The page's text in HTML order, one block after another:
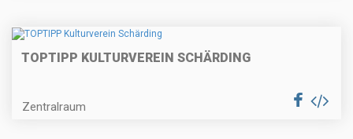
TOPTIPP KULTURVEREIN SCHÄRDING
Zentralraum